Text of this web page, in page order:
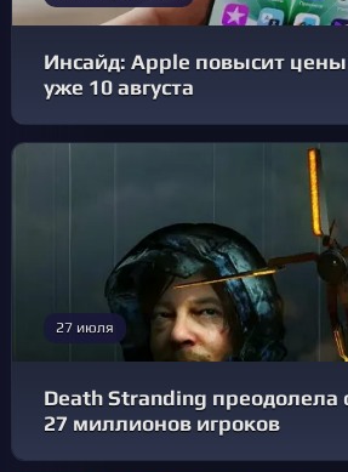
Инсайд: Apple повысит цены
уже 10 августа
27 июля
Death Stranding преодолела
27 миллионов игроков